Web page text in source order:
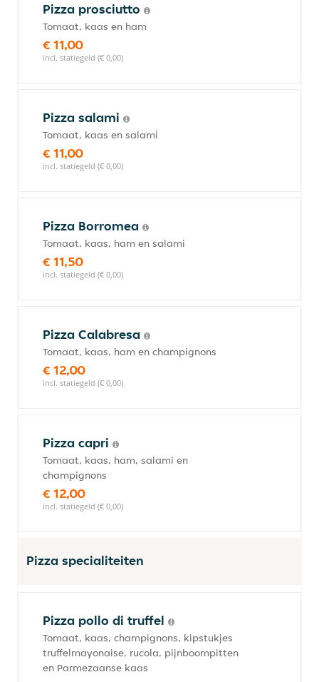
Pizza prosciutto
Tomaat, kaas en ham
€ 11,00
incl. statiegeld (€ 0,00)
Pizza salami
Tomaat, kaas en salami
€ 11,00
incl. statiegeld (€ 0,00)
Pizza Borromea
Tomaat, kaas, ham en salami
€ 11,50
incl. statiegeld (€ 0,00)
Pizza Calabresa
Tomaat, kaas, ham en champignons
€ 12,00
incl. statiegeld (€ 0,00)
Pizza capri
Tomaat, kaas, ham, salami en
champignons
€ 12,00
incl. statiegeld (€ 0,00)
Pizza specialiteiten
Pizza pollo di truffel
Tomaat, kaas, champignons, kipstukjes
truffelmayonaise, rucola, pijnboompitten
en Parmezaanse kaas